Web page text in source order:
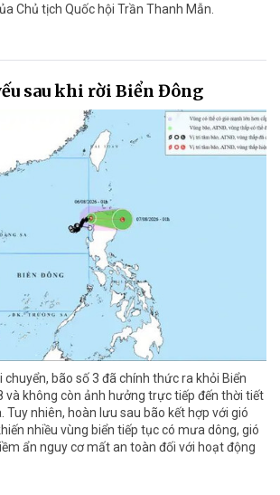
Chủ tịch Quốc hội Trần Thanh Mẫn.
sau khi rời Biển Đông
bão số 3 đã chính thức ra khỏi Biển
không còn ảnh hưởng trực tiếp đến thời tiết
Tuy nhiên, hoàn lưu sau bão kết hợp với gió
nhiều vùng biển tiếp tục có mưa dông, gió
ẩn nguy cơ mất an toàn đối với hoạt động